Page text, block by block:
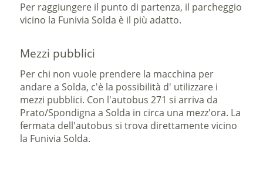
Per raggiungere il punto di partenza, il parcheggio
vicino la Funivia Solda è il più adatto.
Mezzi pubblici
Per chi non vuole prendere la macchina per
andare a Solda, c'è la possibilità d' utilizzare i
mezzi pubblici. Con l'autobus 271 si arriva da
Prato/Spondigna a Solda in circa una mezz'ora. La
fermata dell'autobus si trova direttamente vicino
la Funivia Solda.